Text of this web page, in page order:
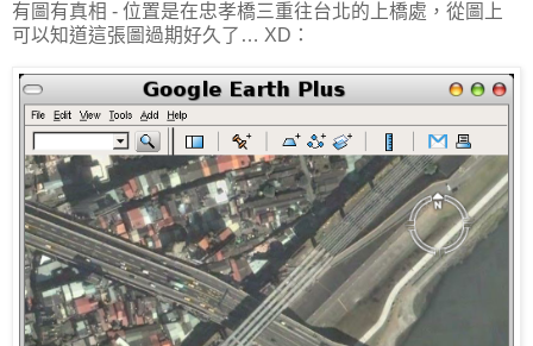
有圖有真相 - 位置是在忠孝橋三重往台北的上橋處，從圖上
可以知道這張圖過期好久了… XD：